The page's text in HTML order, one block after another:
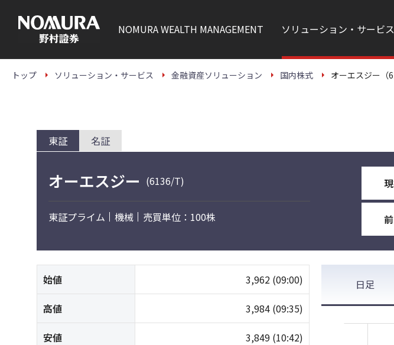
本
NOMURAWEALTH MANAGEMENT ソリューション・サービス
トップ ソリューション・サービス 金融資産ソリューション 国内株式 オーエスジー（
東証 名証
オーエスジー (6136/T)
東証プライム 機械 売買単位：100株
始値 3,962 (09:00)
高値 3,984 (09:35)
安値 3,849 (10:42)
日足